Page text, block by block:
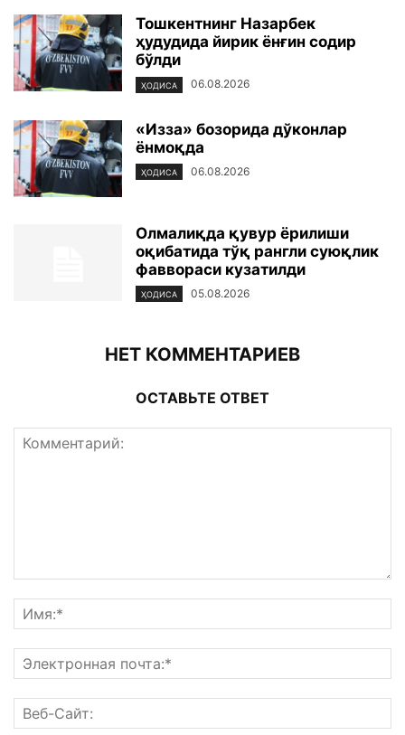
Тошкентнинг Назарбек
ҳудудида йирик ёнғин содир
бўлди
ҲОДИСА 06.08.2026
«Изза» бозорида дўконлар
ёнмоқда
ҲОДИСА 06.08.2026
Олмалиқда қувур ёрилиши
оқибатида тўқ рангли суюқлик
фаввораси кузатилди
ҲОДИСА 05.08.2026
НЕТ КОММЕНТАРИЕВ
ОСТАВЬТЕ ОТВЕТ